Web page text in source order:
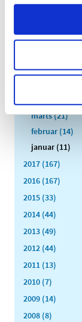
oktober (16)
august (6)
juni (13)
marts (21)
februar (14)
januar (11)
2017 (167)
2016 (167)
2015 (33)
2014 (44)
2013 (49)
2012 (44)
2011 (13)
2010 (7)
2009 (14)
2008 (8)